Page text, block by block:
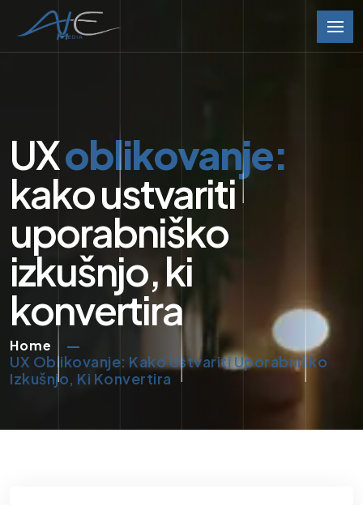
UXoblikovanje:
kako ustvariti
uporabniško
izkušnjo, ki
konvertira
Home
UX Oblikovanje: Kako Ustvariti Uporabniško
Izkušnjo, Ki Konvertira